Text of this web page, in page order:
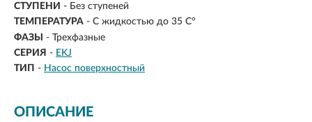
СТУПЕНИ - Без ступеней
ТЕМПЕРАТУРА - С жидкостью до 35 С°
ФАЗЫ
- Трехфазные
СЕРИЯ - EKJ
ТИП - Насос поверхностный
ОПИСАНИЕ